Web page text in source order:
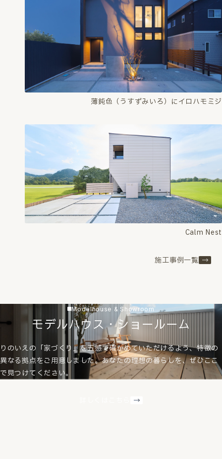
薄鈍色（うすずみいろ）にイロハモミジ
Calm Nest
施工事例一覧
Modelhouse & Showroom
モデルハウス・ショールーム
りのいえの「家づくり」を五感で確かめていただけるよう、特徴の
異なる拠点をご用意しました。あなたの理想の暮らしを、ぜひここ
で見つけてください。